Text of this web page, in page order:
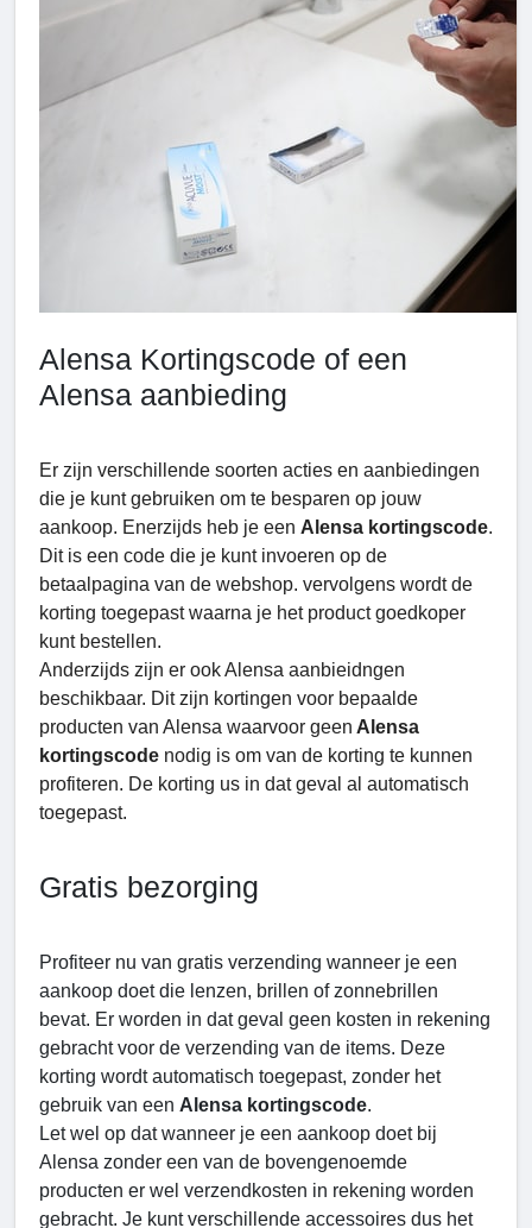
Alensa Kortingscode of een
Alensa aanbieding
Er zijn verschillende soorten acties en aanbiedingen
die je kunt gebruiken om te besparen op jouw
aankoop. Enerzijds heb je een Alensa kortingscode.
Dit is een code die je kunt invoeren op de
betaalpagina van de webshop. vervolgens wordt de
korting toegepast waarna je het product goedkoper
kunt bestellen.
Anderzijds zijn er ook Alensa aanbieidngen
beschikbaar. Dit zijn kortingen voor bepaalde
producten van Alensa waarvoor geen Alensa
kortingscode nodig is om van de korting te kunnen
profiteren. De korting us in dat geval al automatisch
toegepast.
Gratis bezorging
Profiteer nu van gratis verzending wanneer je een
aankoop doet die lenzen, brillen of zonnebrillen
bevat. Er worden in dat geval geen kosten in rekening
gebracht voor de verzending van de items. Deze
korting wordt automatisch toegepast, zonder het
gebruik van een Alensa kortingscode.
Let wel op dat wanneer je een aankoop doet bij
Alensa zonder een van de bovengenoemde
producten er wel verzendkosten in rekening worden
gebracht. Je kunt verschillende accessoires dus het